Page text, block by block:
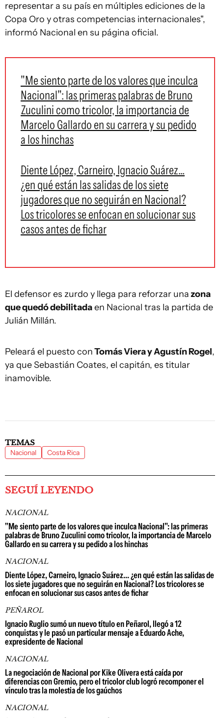
representar a su país en múltiples ediciones de la
Copa Oro y otras competencias internacionales",
informó Nacional en su página oficial.
"Me siento parte de los valores que inculca
Nacional": las primeras palabras de Bruno
Zuculini como tricolor, la importancia de
Marcelo Gallardo en su carrera y su pedido
a los hinchas
Diente López, Carneiro, Ignacio Suárez...
¿en qué están las salidas de los siete
jugadores que no seguirán en Nacional?
Los tricolores se enfocan en solucionar sus
casos antes de fichar
El defensor es zurdo y llega para reforzar unazona
que quedó debilitadaen Nacional tras la partida de
Julián Millán.
Peleará el puesto conTomás Viera y Agustín Rogel,
ya que Sebastián Coates, el capitán, es titular
inamovible.
TEMAS
Nacional Costa Rica
SEGUÍ LEYENDO
NACIONAL
"Me siento parte de los valores que inculca Nacional": las primeras
palabras de Bruno Zuculini como tricolor, la importancia de Marcelo
Gallardo en su carrera y su pedido a los hinchas
NACIONAL
Diente López, Carneiro, Ignacio Suárez... ¿en qué están las salidas de
los siete jugadores que no seguirán en Nacional? Los tricolores se
enfocan en solucionar sus casos antes de fichar
PEÑAROL
Ignacio Ruglio sumó un nuevo título en Peñarol, llegó a 12
conquistas y le pasó un particular mensaje a Eduardo Ache,
expresidente de Nacional
NACIONAL
La negociación de Nacional por Kike Olivera está caída por
diferencias con Gremio, pero el tricolor club logró recomponer el
vínculo tras la molestia de los gaúchos
NACIONAL